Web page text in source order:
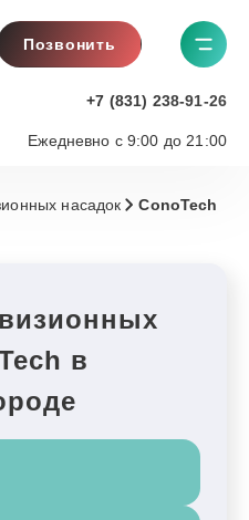
Позвонить
+7 (831) 238-91-26
Ежедневно с 9:00 до 21:00
насадок ConoTech
в